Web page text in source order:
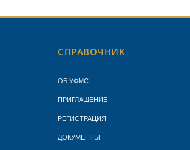
СПРАВОЧНИК
ОБ УФМС
ПРИГЛАШЕНИЕ
РЕГИСТРАЦИЯ
ДОКУМЕНТЫ